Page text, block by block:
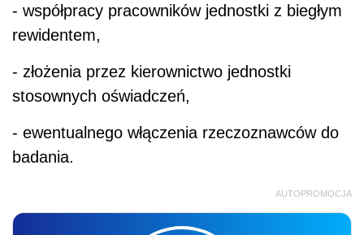
- współpracy pracowników jednostki z biegłym
rewidentem,
- złożenia przez kierownictwo jednostki
stosownych oświadczeń,
- ewentualnego włączenia rzeczoznawców do
badania.
AUTOPROMOCJA